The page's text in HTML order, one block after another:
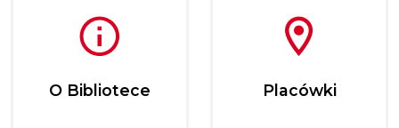
O Bibliotece Placówki